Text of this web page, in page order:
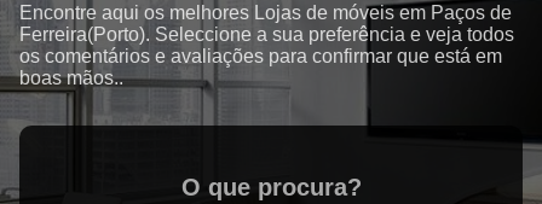
Encontre aqui os melhores Lojas de móveis em Paços de
Ferreira(Porto). Seleccione a sua preferência e veja todos
os comentários e avaliações para confirmar que está em
boas mãos..
O que procura?